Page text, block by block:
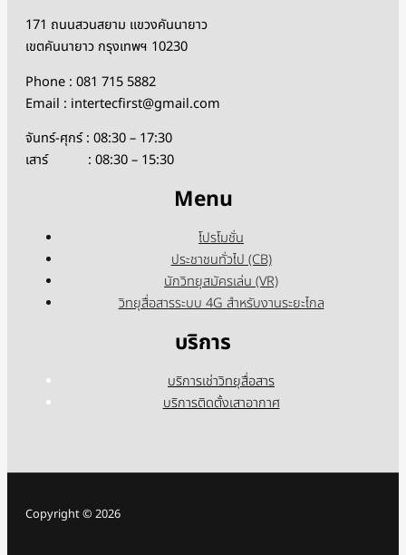
171 ถนนสวนสยาม แขวงคันนายาว
เขตคันนายาว กรุงเทพฯ 10230
Phone : 081 715 5882
Email : intertecfirst@gmail.com
จันทร์-ศุกร์ : 08:30 – 17:30
เสาร์ : 08:30 – 15:30
Menu
โปรโมชั่น
ประชาชนทั่วไป (CB)
นักวิทยุสมัครเล่น (VR)
วิทยุสื่อสารระบบ 4G สำหรับงานระยะไกล
บริการ
บริการเช่าวิทยุสื่อสาร
บริการติดตั้งเสาอากาศ
Copyright © 2026